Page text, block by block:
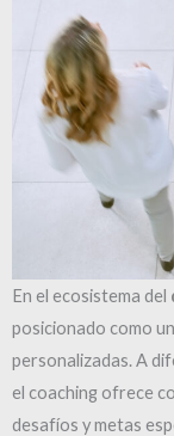
En el ecosistema del
posicionado como
personalizadas. A
el coaching ofrece
desafíos y metas